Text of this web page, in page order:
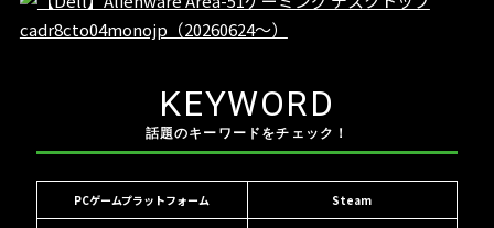
KEYWORD
話題のキーワードをチェック！
PCゲームプラットフォーム Steam